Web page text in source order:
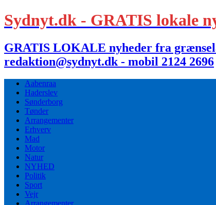
Sydnyt.dk - GRATIS lokale
GRATIS LOKALE nyheder fra
redaktion@sydnyt.dk - mobil 2124 2696
Aabenraa
Haderslev
Sønderborg
Tønder
Arrangementer
Erhverv
Mad
Motor
Natur
NYHED
Politik
Sport
Vejr
Arrangementer